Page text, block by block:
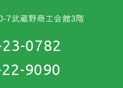
7武蔵野商工会館3階
0782
9090